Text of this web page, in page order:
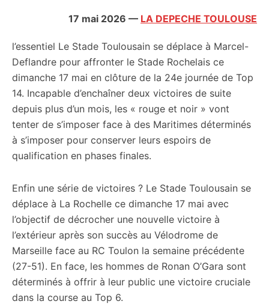
17 mai 2026 — LA DEPECHE TOULOUSE
l’essentiel Le Stade Toulousain se déplace à Marcel-
Deflandre pour affronter le Stade Rochelais ce
dimanche 17 mai en clôture de la 24e journée de Top
14. Incapable d’enchaîner deux victoires de suite
depuis plus d’un mois, les « rouge et noir » vont
tenter de s’imposer face à des Maritimes déterminés
à s’imposer pour conserver leurs espoirs de
qualification en phases finales.
Enfin une série de victoires ? Le Stade Toulousain se
déplace à La Rochelle ce dimanche 17 mai avec
l’objectif de décrocher une nouvelle victoire à
l’extérieur après son succès au Vélodrome de
Marseille face au RC Toulon la semaine précédente
(27-51). En face, les hommes de Ronan O’Gara sont
déterminés à offrir à leur public une victoire cruciale
dans la course au Top 6.